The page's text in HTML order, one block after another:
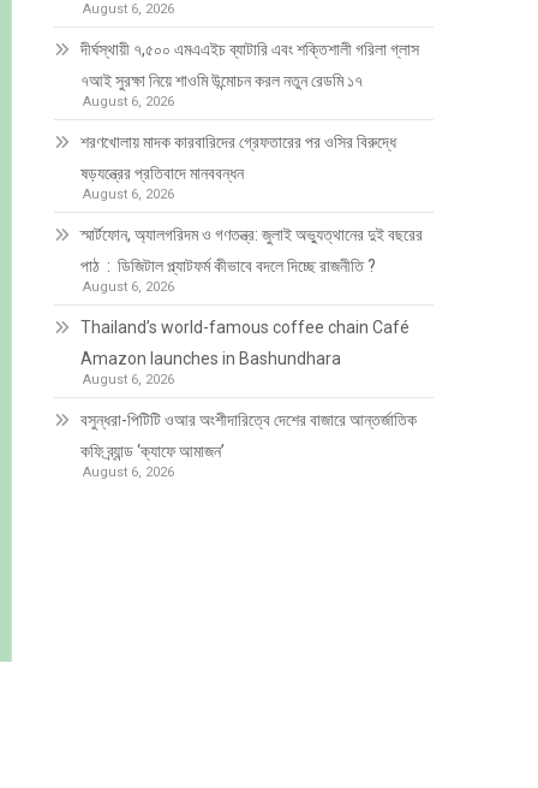
August 6, 2026
দীর্ঘস্থায়ী ৭,৫০০ এমএএইচ ব্যাটারি এবং শক্তিশালী গরিলা গ্লাস
৭আই সুরক্ষা নিয়ে শাওমি উন্মোচন করল নতুন রেডমি ১৭
August 6, 2026
শরণখোলায় মাদক কারবারিদের গ্রেফতারের পর ওসির বিরুদ্ধে
ষড়যন্ত্রের প্রতিবাদে মানববন্ধন
August 6, 2026
স্মার্টফোন, অ্যালগরিদম ও গণতন্ত্র: জুলাই অভ্যুত্থানের দুই বছরের
পাঠ : ডিজিটাল প্ল্যাটফর্ম কীভাবে বদলে দিচ্ছে রাজনীতি ?
August 6, 2026
Thailand’s world-famous coffee chain Café
Amazon launches in Bashundhara
August 6, 2026
বসুন্ধরা-পিটিটি ওআর অংশীদারিত্বে দেশের বাজারে আন্তর্জাতিক
কফি ব্র্যান্ড ‘ক্যাফে আমাজন’
August 6, 2026